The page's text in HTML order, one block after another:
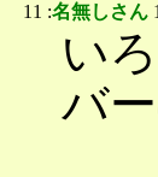
11 :名無しさん
い
バ